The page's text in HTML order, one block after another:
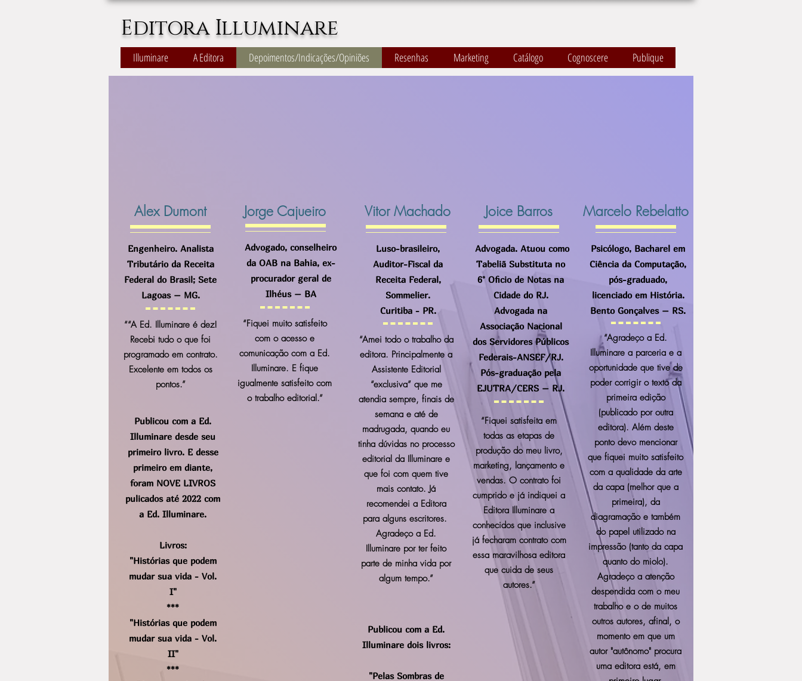
Editora Illuminare
Illuminare A Editora Depoimentos/Indicações/Opiniões Resenhas Marketing Catálogo Cognoscere Publique
Alex Dumont
Engenheiro. Analista
Tributário da Receita
Federal do Brasil; Sete
Lagoas – MG.
““A Ed. Illuminare é dez!
Recebi tudo o que foi
programado em contrato.
Excelente em todos os
pontos.”
Publicou com a Ed.
Illuminare desde seu
primeiro livro. E desse
primeiro em diante,
foram NOVE LIVROS
pulicados até 2022 com
a Ed. Illuminare.
Livros:
"Histórias que podem
mudar sua vida - Vol.
I"
***
"Histórias que podem
mudar sua vida - Vol.
II"
***
Advogado, conselheiro
da OAB na Bahia, ex-
procurador geral de
Ilhéus – BA
“Fiquei muito satisfeito
com o acesso e
comunicação com a Ed.
Illuminare. E fique
igualmente satisfeito com
o trabalho editorial.”
Vitor Machado
Luso-brasileiro,
Auditor-Fiscal da
Receita Federal,
Sommelier.
Curitiba - PR.
“Amei todo o trabalho da
editora. Principalmente a
Assistente Editorial
“exclusiva” que me
atendia sempre, finais de
semana e até de
madrugada, quando eu
tinha dúvidas no processo
editorial da Illuminare e
que foi com quem tive
mais contato. Já
recomendei a Editora
para alguns escritores.
Agradeço a Ed.
Illuminare por ter feito
parte de minha vida por
algum tempo.”
Publicou com a Ed.
Illuminare dois livros:
"Pelas Sombras de
Joice Barros
Advogada. Atuou como
Tabeliã Substituta no
6° Oficio de Notas na
Cidade do RJ.
Advogada na
Associação Nacional
dos Servidores Públicos
Federais-ANSEF/RJ.
Pós-graduação pela
EJUTRA/CERS – RJ.
“Fiquei satisfeita em
todas as etapas de
produção do meu livro,
marketing, lançamento e
vendas. O contrato foi
cumprido e já indiquei a
Editora Illuminare a
conhecidos que inclusive
já fecharam contrato com
essa maravilhosa editora
que cuida de seus
autores.”
Marcelo Rebelatto
Psicólogo, Bacharel em
Ciência da Computação,
pós-graduado,
licenciado em História.
Bento Gonçalves – RS.
“Agradeço a Ed.
Illuminare a parceria e a
oportunidade que tive de
poder corrigir o texto da
primeira edição
(publicado por outra
editora). Além deste
ponto devo mencionar
que fiquei muito satisfeito
com a qualidade da arte
da capa (melhor que a
primeira), da
diagramação e também
do papel utilizado na
impressão (tanto da capa
quanto do miolo).
Agradeço a atenção
despendida com o meu
trabalho e o de muitos
outros autores, afinal, o
momento em que um
autor "autônomo" procura
uma editora está, em
Jorge Cajueiro